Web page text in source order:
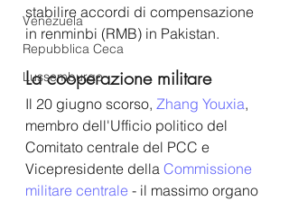
Venezuela
Repubblica Ceca
Lussemburgo
stabilire accordi di compensazione
in renminbi (RMB) in Pakistan.
La cooperazione militare
Il 20 giugno scorso, Zhang Youxia,
membro dell'Ufficio politico del
Comitato centrale del PCC e
Vicepresidente della Commissione
militare centrale - il massimo organo